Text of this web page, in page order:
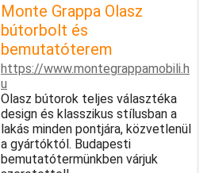
Monte Grappa Olasz
bútorbolt és
bemutatóterem
https://www.montegrappamobili.h
u
Olasz bútorok teljes választéka
design és klasszikus stílusban a
lakás minden pontjára, közvetlenül
a gyártóktól. Budapesti
bemutatótermünkben várjuk